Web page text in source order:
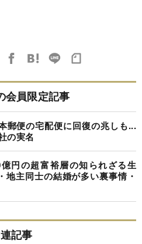
会員限定記事
郵便の宅配便に回復の兆しも...
の実名
円の超富裕層の知られざる生
地主同士の結婚が多い裏事情・
記事